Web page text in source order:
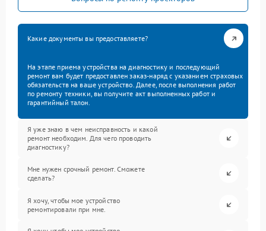
Какие документы вы предоставляете?
На этапе приема устройства на диагностику и последующий
ремонт вам будет предоставлен заказ-наряд с указанием страховых
обязательств на ваше устройство. Далее, после выполнения работ
по ремонту техники, вы получите акт выполненных работ и
гарантийный талон.
Я уже знаю в чем неисправность и какой
ремонт необходим. Для чего проводить
диагностику?
Мне нужен срочный ремонт. Сможете
сделать?
Я хочу, чтобы мое устройство
ремонтировали при мне.